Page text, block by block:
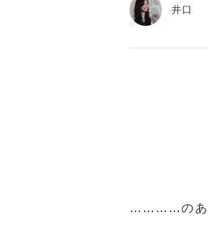
井口
…………のあ